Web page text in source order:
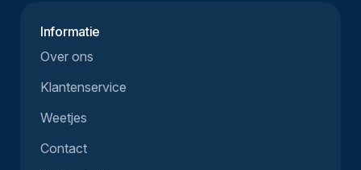
Informatie
Over ons
Klantenservice
Weetjes
Contact